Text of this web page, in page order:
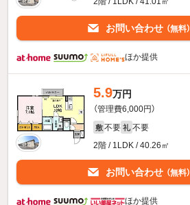
お問い合わせ （無料）
ほか提供
5.9万円
（管理費6,000円）
敷 不要 礼 不要
2階 / 1LDK / 40.26㎡
お問い合わせ （無料）
ほか提供